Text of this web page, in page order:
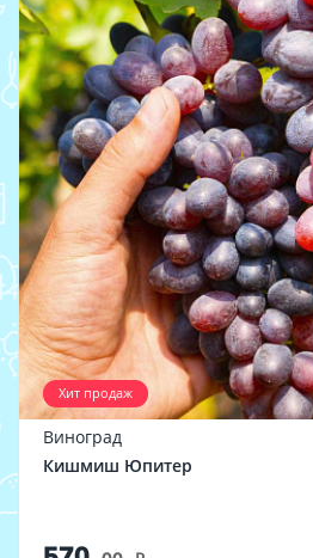
Хит продаж
Виноград
Кишмиш Юпитер